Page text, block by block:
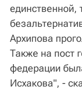
единственной,
Архипова
Также на пост
федерации
Исхакова", -